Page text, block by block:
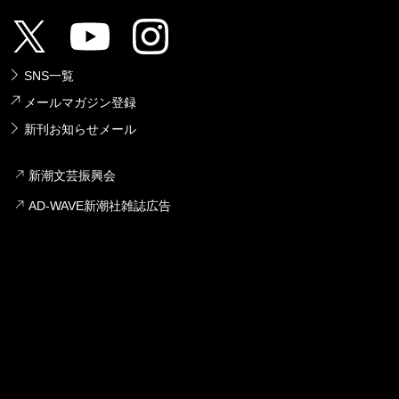
SNS一覧
メールマガジン登録
新刊お知らせメール
新潮文芸振興会
AD-WAVE新潮社雑誌広告